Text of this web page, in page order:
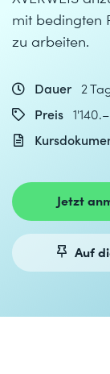
mit bedingten
zu arbeiten.
Dauer
2
Preis
Jetzt
Auf